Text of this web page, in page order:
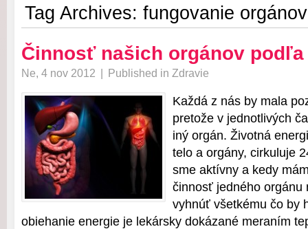
Tag Archives: fungovanie orgánov
Činnosť našich orgánov
Ne, 4 nov 2012 | Published in Zdravie
Každá z nás by mala
pretože v jednotlivých
iný orgán. Životná
telo a orgány, cirkuluje
sme aktívny a kedy
činnosť jedného orgánu
vyhnúť všetkému čo by
obiehanie energie je lekársky dokázané meraním